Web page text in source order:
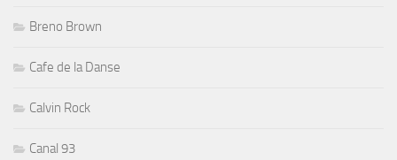
Breno Brown
Cafe de la Danse
Calvin Rock
Canal 93